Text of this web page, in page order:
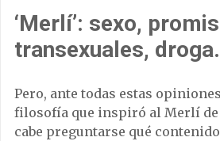
‘Merlí’: sexo,
transexuales,
Pero, ante todas estas
filosofía que inspiró al Merlí
cabe preguntarse qué